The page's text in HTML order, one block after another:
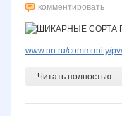
комментировать
www.nn.ru/community/
Читать полностью